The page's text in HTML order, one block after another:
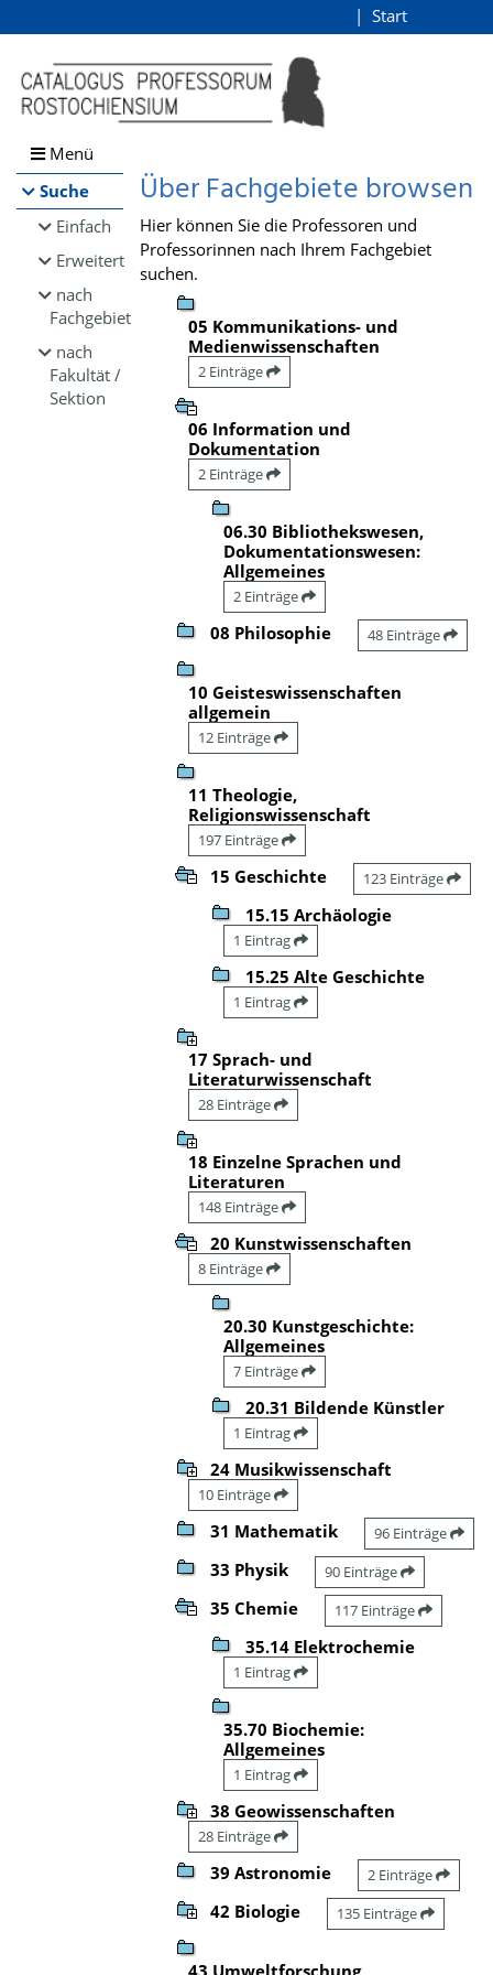
Browsen
direkt zum Inhalt
Start
Menü
Suche
Einfach
Erweitert
nach
Fachgebiet
nach
Fakultät /
Sektion
Über Fachgebiete browsen
Hier können Sie die Professoren und
Professorinnen nach Ihrem Fachgebiet
suchen.
05 Kommunikations- und
Medienwissenschaften
2 Einträge
06 Information und
Dokumentation
2 Einträge
06.30 Bibliothekswesen,
Dokumentationswesen:
Allgemeines
2 Einträge
08 Philosophie 48 Einträge
10 Geisteswissenschaften
allgemein
12 Einträge
11 Theologie,
Religionswissenschaft
197 Einträge
15 Geschichte 123 Einträge
15.15 Archäologie
1 Eintrag
15.25 Alte Geschichte
1 Eintrag
17 Sprach- und
Literaturwissenschaft
28 Einträge
18 Einzelne Sprachen und
Literaturen
148 Einträge
20 Kunstwissenschaften
8 Einträge
20.30 Kunstgeschichte:
Allgemeines
7 Einträge
20.31 Bildende Künstler
1 Eintrag
24 Musikwissenschaft
10 Einträge
31 Mathematik 96 Einträge
33 Physik 90 Einträge
35 Chemie 117 Einträge
35.14 Elektrochemie
1 Eintrag
35.70 Biochemie:
Allgemeines
1 Eintrag
38 Geowissenschaften
28 Einträge
39 Astronomie 2 Einträge
42 Biologie 135 Einträge
43 Umweltforschung,